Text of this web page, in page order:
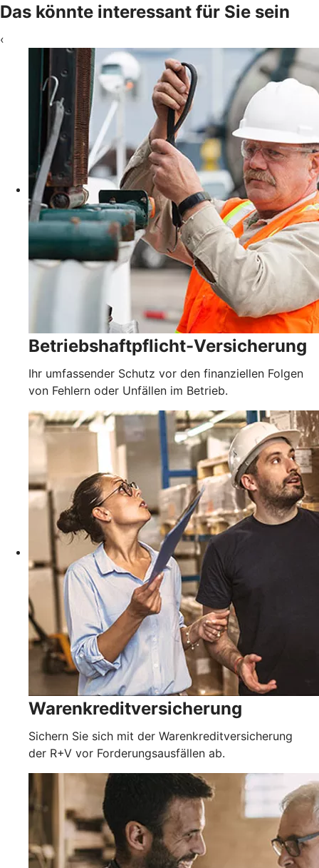
Das könnte interessant für Sie sein
‹
Betriebshaftpflicht-Versicherung
Ihr umfassender Schutz vor den finanziellen Folgen
von Fehlern oder Unfällen im Betrieb.
Warenkreditversicherung
Sichern Sie sich mit der Warenkreditversicherung
der R+V vor Forderungsausfällen ab.